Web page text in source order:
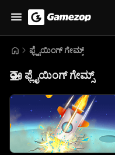
ಫ್ಲೈಯಿಂಗ್ ಗೇಮ್ಸ್
🚁 ಫ್ಲೈಯಿಂಗ್ ಗೇಮ್ಸ್